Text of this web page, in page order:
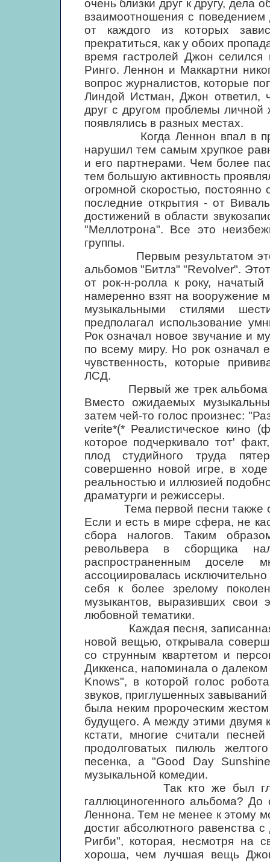
очень близки друг к другу, дела
взаимоотношения с поведением
от каждого из которых
прекратиться, как у обоих
время гастролей Джон
Ринго. Леннон и Маккартни
вопрос журналистов, которые
Линдой Истман, Джон ответил,
друг с другом проблемы
появлялись в разных местах.
Когда Леннон впал в
нарушил тем самым хрупкое
и его партнерами. Чем более
тем большую активность
огромной скоростью,
последние открытия - от
достижений в области
"Меллотрона". Все это
группы.
Первым результатом этого
альбомов "Битлз" "Revolver".
от рок-н-ролла к року,
намеренно взят на вооружение
музыкальными стилями
предполагал использование
Рок означал новое звучание и
по всему миру. Но рок означал
чувственность, которые
ЛСД.
Первый же трек альбома
Вместо ожидаемых
затем чей-то голос произнес:
verite*(* Реалистическое кино
которое подчеркивало тот'
плод студийного труда
совершенно новой игре, в ходе
реальностью и иллюзией
драматурги и режиссеры.
Тема первой песни также
Если и есть в мире сфера, не
сбора налогов. Таким
револьвера в сборщика
распространенным доселе
ассоциировалась
себя к более зрелому
музыкантов, выразивших свои
любовной тематики.
Каждая песня, записанная
новой вещью, открывала
со струнным квартетом и
Диккенса, напоминала о
Knows", в которой голос
звуков, приглушенных
была неким пророческим
будущего. А между этими двумя
кстати, многие считали
продолговатых пилюль
песенка, a "Good Day
музыкальной комедии.
Так кто же был главным
галлюциногенного альбома?
Леннона. Тем не менее к этому
достиг абсолютного равенства
Ригби", которая, несмотря на
хороша, чем лучшая вещь